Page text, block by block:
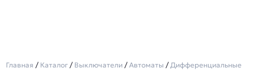
Главная / Каталог / Выключатели /Автоматы /Дифференциальные